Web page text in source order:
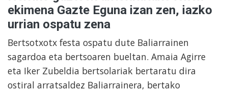
ekimena Gazte Eguna izan zen, iazko
urrian ospatu zena
Bertsotxotx festa ospatu dute Baliarrainen
sagardoa eta bertsoaren bueltan. Amaia Agirre
eta Iker Zubeldia bertsolariak bertaratu dira
ostiral arratsaldez Baliarrainera, bertako